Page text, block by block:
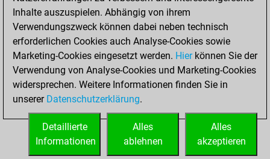
Bauer setzt Matt
Erstickte Matts
Unterverwandlungen
0
Türme auf der siebten
0
STARTSEITE
Inhalte auszuspielen. Abhängig von ihrem
Verwendungszweck können dabei neben technisch
erforderlichen Cookies auch Analyse-Cookies sowie
Marketing-Cookies eingesetzt werden. Hierkönnen Sie der
Verwendung von Analyse-Cookies und Marketing-Cookies
widersprechen. Weitere Informationen finden Sie in
unserer Datenschutzerklärung.
Alles
akzeptieren
Alles
ablehnen
Detaillierte
Informationen